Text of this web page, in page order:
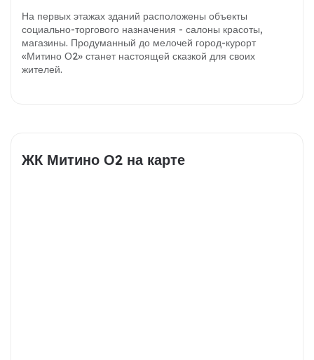
На первых этажах зданий расположены объекты
социально-торгового назначения - салоны красоты,
магазины. Продуманный до мелочей город-курорт
«Митино О2» станет настоящей сказкой для своих
жителей.
ЖК Митино О2 на карте